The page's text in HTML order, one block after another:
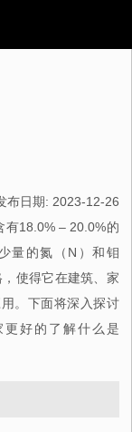
布日期: 2023-12-26
有18.0% – 20.0%的
量的氮（N）和钼
使得它在建筑、家
。下面将深入探讨
更好的了解什么是